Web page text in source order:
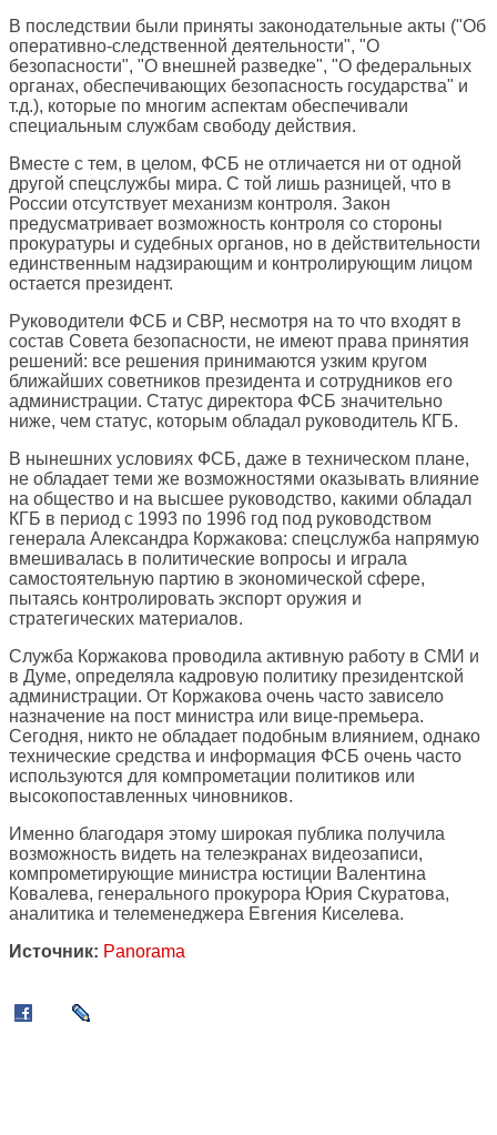
В последствии были приняты законодательные акты ("Об
оперативно-следственной деятельности", "О
безопасности", "О внешней разведке", "О федеральных
органах, обеспечивающих безопасность государства" и
т.д.), которые по многим аспектам обеспечивали
специальным службам свободу действия.
Вместе с тем, в целом, ФСБ не отличается ни от одной
другой спецслужбы мира. С той лишь разницей, что в
России отсутствует механизм контроля. Закон
предусматривает возможность контроля со стороны
прокуратуры и судебных органов, но в действительности
единственным надзирающим и контролирующим лицом
остается президент.
Руководители ФСБ и СВР, несмотря на то что входят в
состав Совета безопасности, не имеют права принятия
решений: все решения принимаются узким кругом
ближайших советников президента и сотрудников его
администрации. Статус директора ФСБ значительно
ниже, чем статус, которым обладал руководитель КГБ.
В нынешних условиях ФСБ, даже в техническом плане,
не обладает теми же возможностями оказывать влияние
на общество и на высшее руководство, какими обладал
КГБ в период с 1993 по 1996 год под руководством
генерала Александра Коржакова: спецслужба напрямую
вмешивалась в политические вопросы и играла
самостоятельную партию в экономической сфере,
пытаясь контролировать экспорт оружия и
стратегических материалов.
Служба Коржакова проводила активную работу в СМИ и
в Думе, определяла кадровую политику президентской
администрации. От Коржакова очень часто зависело
назначение на пост министра или вице-премьера.
Сегодня, никто не обладает подобным влиянием, однако
технические средства и информация ФСБ очень часто
используются для компрометации политиков или
высокопоставленных чиновников.
Именно благодаря этому широкая публика получила
возможность видеть на телеэкранах видеозаписи,
компрометирующие министра юстиции Валентина
Ковалева, генерального прокурора Юрия Скуратова,
аналитика и телеменеджера Евгения Киселева.
Источник: Panorama